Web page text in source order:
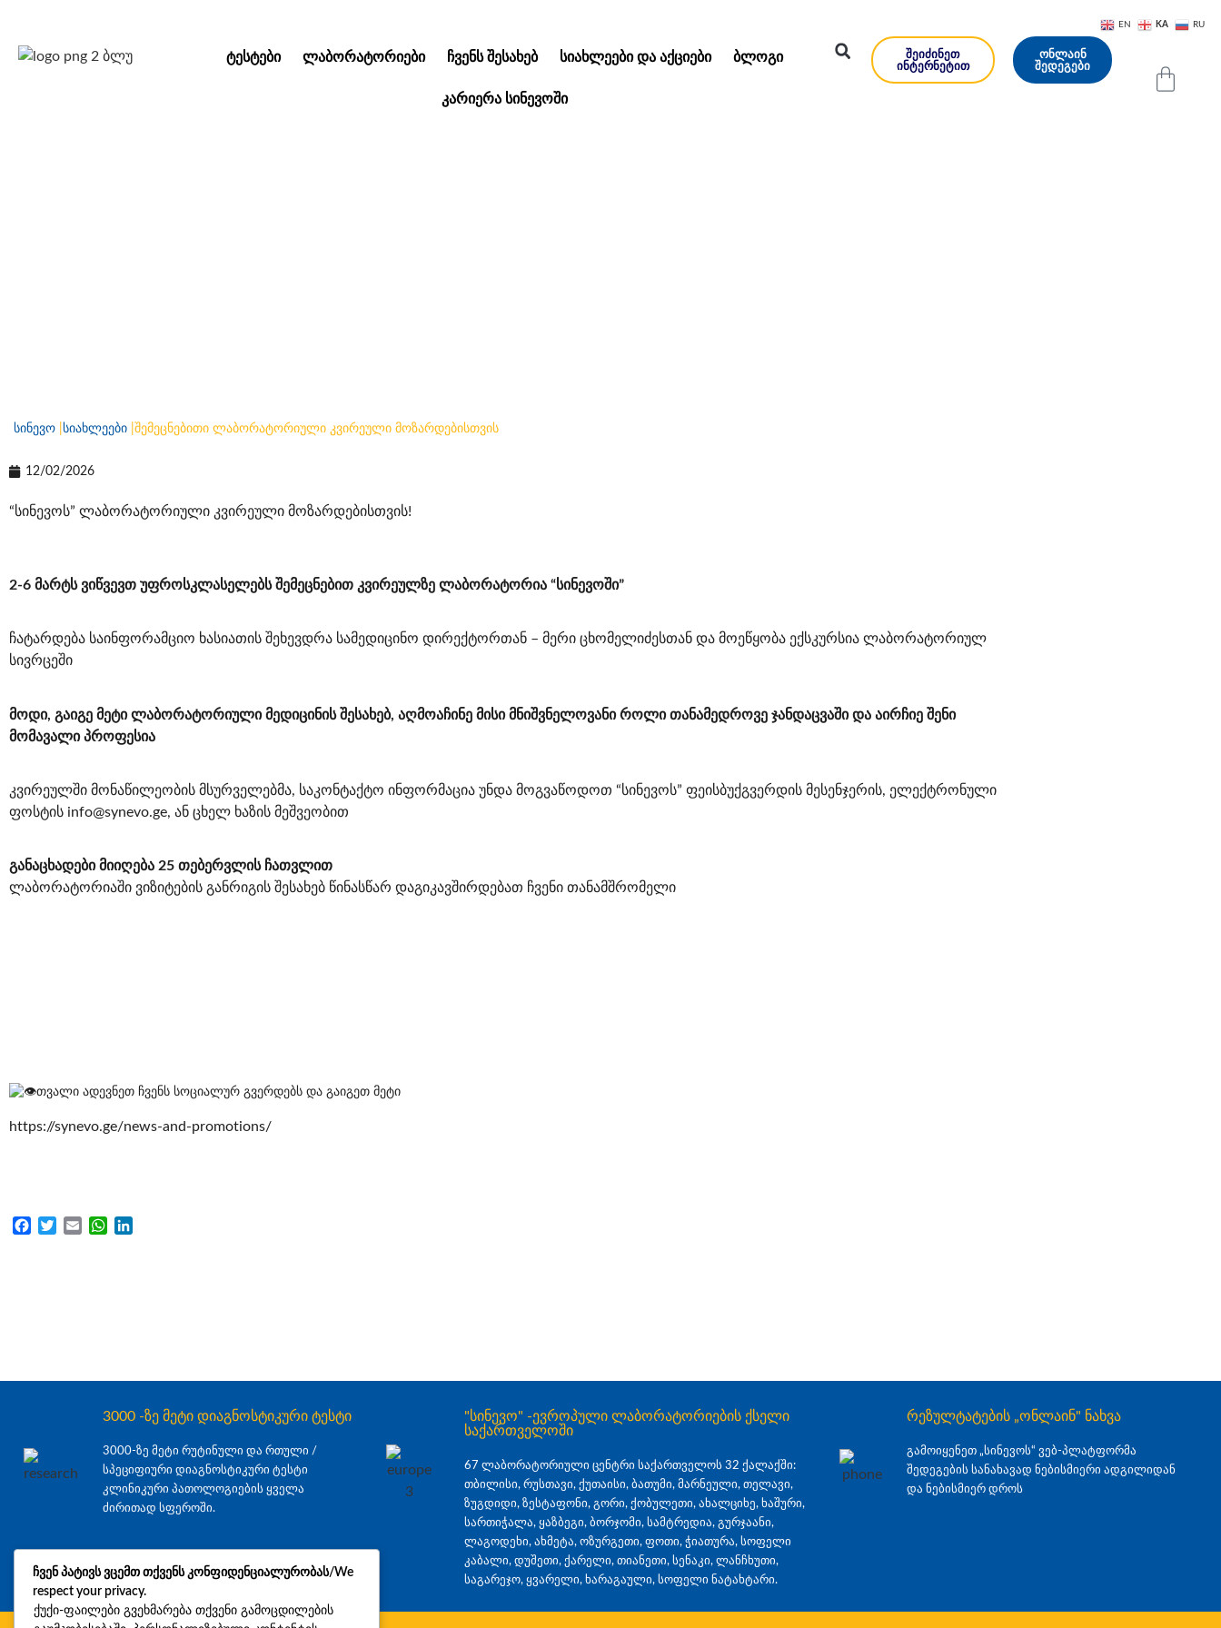
ᲢᲔᲡᲢᲔᲑᲘ ᲚᲐᲑᲝᲠᲐᲢᲝᲠᲘᲔᲑᲘ ᲩᲕᲔᲜᲡ ᲨᲔᲡᲐᲮᲔᲑ ᲡᲘᲐᲮᲚᲔᲔᲑᲘ ᲓᲐ ᲐᲥᲪᲘᲔᲑᲘ ᲑᲚᲝᲒᲘ
ᲙᲐᲠᲘᲔᲠᲐ ᲡᲘᲜᲔᲕᲝᲨᲘ
ᲨᲔᲘᲫᲘᲜᲔᲗ
ᲘᲜᲢᲔᲠᲜᲔᲢᲘᲗ
ᲝᲜᲚᲐᲘᲜ
ᲨᲔᲓᲔᲒᲔᲑᲘ
სინევო სიახლეები შემეცნებითი ლაბორატორიული კვირეული მოზარდებისთვის
12/02/2026
“სინევოს” ლაბორატორიული კვირეული მოზარდებისთვის!
2-6 მარტს ვიწვევთ უფროსკლასელებს შემეცნებით კვირეულზე ლაბორატორია “სინევოში”
ჩატარდება საინფორამციო ხასიათის შეხევდრა სამედიცინო დირექტორთან – მერი ცხომელიძესთან და მოეწყობა ექსკურსია ლაბორატორიულ
სივრცეში
მოდი, გაიგე მეტი ლაბორატორიული მედიცინის შესახებ, აღმოაჩინე მისი მნიშვნელოვანი როლი თანამედროვე ჯანდაცვაში და აირჩიე შენი
მომავალი პროფესია
კვირეულში მონაწილეობის მსურველებმა, საკონტაქტო ინფორმაცია უნდა მოგვაწოდოთ “სინევოს” ფეისბუქგვერდის მესენჯერის, ელექტრონული
ფოსტის info@synevo.ge, ან ცხელ ხაზის მეშვეობით
განაცხადები მიიღება 25 თებერვლის ჩათვლით
ლაბორატორიაში ვიზიტების განრიგის შესახებ წინასწარ დაგიკავშირდებათ ჩვენი თანამშრომელი
თვალი ადევნეთ ჩვენს სოციალურ გვერდებს და გაიგეთ მეტი
https://synevo.ge/news-and-promotions/
FacebookTwitter
Email WhatsApp
3000 -ზე მეტი დიაგნოსტიკური ტესტი
3000-ზე მეტი რუტინული და რთული /
სპეციფიური დიაგნოსტიკური ტესტი
კლინიკური პათოლოგიების ყველა
ძირითად სფეროში.
"სინევო" -ევროპული ლაბორატორიების ქსელი
საქართველოში
67 ლაბორატორიული ცენტრი საქართველოს 32 ქალაქში:
თბილისი, რუსთავი, ქუთაისი, ბათუმი, მარნეული, თელავი,
ზუგდიდი, ზესტაფონი, გორი, ქობულეთი, ახალციხე, ხაშური,
სართიჭალა, ყაზბეგი, ბორჯომი, სამტრედია, გურჯაანი,
ლაგოდეხი, ახმეტა, ოზურგეთი, ფოთი, ჭიათურა, სოფელი
კაბალი, დუშეთი, ქარელი, თიანეთი, სენაკი, ლანჩხუთი,
საგარეჯო, ყვარელი, ხარაგაული, სოფელი ნატახტარი.
რეზულტატების „ონლაინ" ნახვა
გამოიყენეთ „სინევოს“ ვებ-პლატფორმა
შედეგების სანახავად ნებისმიერი ადგილიდან
და ნებისმიერ დროს
EN KA RU
ჩვენ პატივს ვცემთ თქვენს კონფიდენციალურობას/We
respect your privacy.
ქუქი-ფაილები გვეხმარება თქვენი გამოცდილების